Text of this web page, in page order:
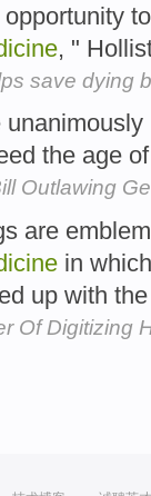
, "
save dying
the age
Outlawing
are
in
up with
Of Digitizing